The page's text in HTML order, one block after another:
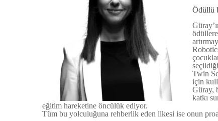
Ödüllü
Twin
için
Güray,
katkı
eğitim hareketine öncülük ediyor.
Tüm bu yolculuğuna rehberlik eden ilkesi ise onun